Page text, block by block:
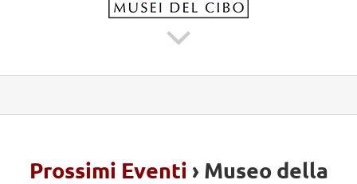
Prossimi Eventi › Museo della